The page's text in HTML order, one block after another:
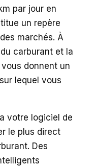
par jour en
un repère
marchés. À
carburant et la
donnent un
lequel vous
votre logiciel de
le plus direct
Des